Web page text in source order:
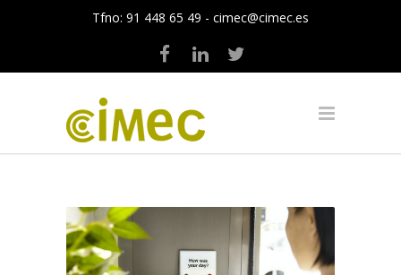
Tfno: 91 448 65 49 - cimec@cimec.es